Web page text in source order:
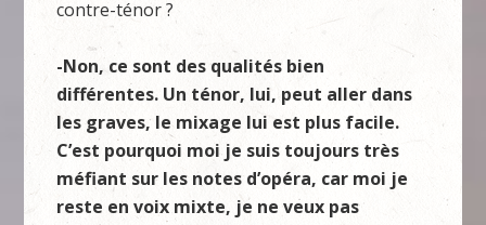
contre-ténor ?
-Non, ce sont des qualités bien
différentes. Un ténor, lui, peut aller dans
les graves, le mixage lui est plus facile.
C’est pourquoi moi je suis toujours très
méfiant sur les notes d’opéra, car moi je
reste en voix mixte, je ne veux pas